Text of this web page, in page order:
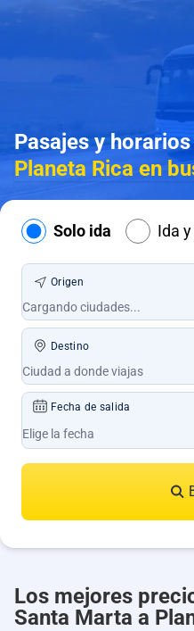
Pasajes y
Planeta Rica en
Solo ida Ida
Origen
Destino
Fecha de salida
Los mejores
Santa Marta a